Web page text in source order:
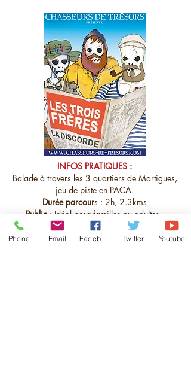
INFOS PRATIQUES :
Balade à travers les 3 quartiers de Martigues,
jeu de piste en PACA.
Durée parcours : 2h, 2.3kms
Public : Idéal pour familles ou adultes.
Horaires
: Voir sur lesite :
https://www.martigues-
Phone Email Twitter Youtube